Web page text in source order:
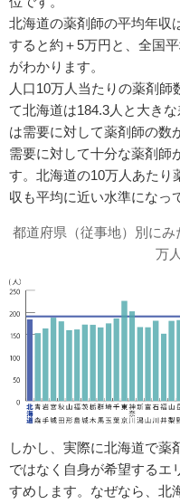
北海道の薬剤師の平均年収
すると約＋5万円と、全国
がわかります。
人口10万人当たりの薬剤師
て北海道は184.3人と大き
は需要に対して薬剤師の数
需要に対して十分な薬剤師
す。北海道の10万人あたり
収も平均に近い水準になっ
都道府県（従事地）別に
万
しかし、実際に北海道で薬
ではなく自身が希望するエ
すめします。なぜなら、北